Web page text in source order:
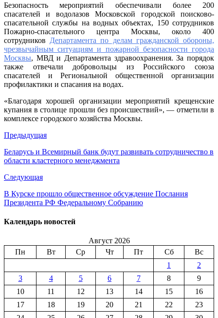
Безопасность мероприятий обеспечивали более 200
спасателей и водолазов Московской городской поисково-
спасательной службы на водных объектах, 150 сотрудников
Пожарно-спасательного центра Москвы, около 400
сотрудников Департамента по делам гражданской обороны,
чрезвычайным ситуациям и пожарной безопасности города
Москвы, МВД и Департамента здравоохранения. За порядок
также отвечали добровольцы из Российского союза
спасателей и Региональной общественной организации
профилактики и спасания на водах.
«Благодаря хорошей организации мероприятий крещенские
купания в столице прошли без происшествий», — отметили в
комплексе городского хозяйства Москвы.
Предыдущая
Беларусь и Всемирный банк будут развивать сотрудничество в
области кластерного менеджмента
Следующая
В Курске прошло общественное обсуждение Послания
Президента РФ Федеральному Собранию
Календарь новостей
Август 2026
Пн
Вт Ср Чт Пт Сб
Вс
1
2
3
4 5 6 7 8
9
10
11 12 13 14 15
16
17
18 19 20 21 22
23